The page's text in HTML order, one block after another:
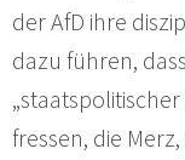
der AfD ihre
dazu führen,
fressen, die